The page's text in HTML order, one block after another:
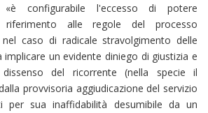
configurabile l'eccesso di potere
riferimento alle regole del processo
caso di radicale stravolgimento delle
un evidente diniego di giustizia e
del ricorrente (nella specie il
provvisoria aggiudicazione del servizio
per sua inaffidabilità desumibile da un